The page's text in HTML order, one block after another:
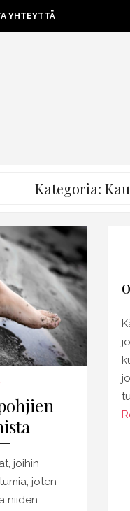
YHTEYTTÄ
Kategoria:
joihin
joten
niiden